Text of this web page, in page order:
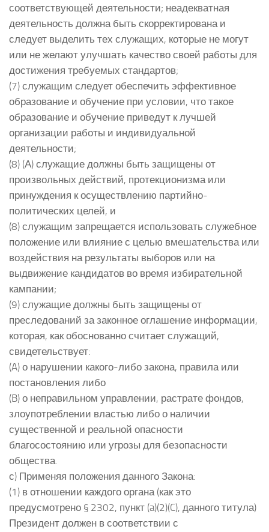
соответствующей деятельности; неадекватная
деятельность должна быть скорректирована и
следует выделить тех служащих, которые не могут
или не желают улучшать качество своей работы для
достижения требуемых стандартов;
(7) служащим следует обеспечить эффективное
образование и обучение при условии, что такое
образование и обучение приведут к лучшей
организации работы и индивидуальной
деятельности;
(8) (А) служащие должны быть защищены от
произвольных действий, протекционизма или
принуждения к осуществлению партийно-
политических целей, и
(8) служащим запрещается использовать служебное
положение или влияние с целью вмешательства или
воздействия на результаты выборов или на
выдвижение кандидатов во время избирательной
кампании;
(9) служащие должны быть защищены от
преследований за законное оглашение информации,
которая, как обоснованно считает служащий,
свидетельствует:
(A) о нарушении какого-либо закона, правила или
постановления либо
(B) о неправильном управлении, растрате фондов,
злоупотреблении властью либо о наличии
существенной и реальной опасности
благосостоянию или угрозы для безопасности
общества.
с) Применяя положения данного Закона:
(1) в отношении каждого органа (как это
предусмотрено § 2302, пункт (a)(2)(C), данного титула)
Президент должен в соответствии с